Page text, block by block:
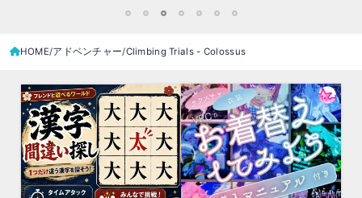
HOME アドベンチャー Climbing Trials - Colossus